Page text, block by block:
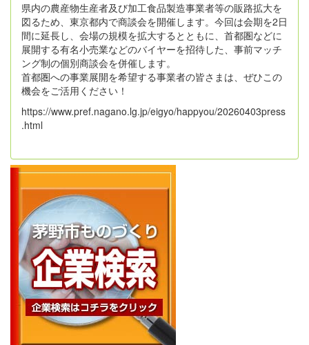
県内の農産物生産者及び加工食品製造事業者等の販路拡大を
図るため、東京都内で商談会を開催します。今回は会期を2日
間に延長し、会場の規模を拡大するとともに、首都圏などに
展開する有名小売業などのバイヤーを招待した、事前マッチ
ング制の個別商談会を併催します。
首都圏への事業展開を希望する事業者の皆さまは、ぜひこの
機会をご活用ください！
https://www.pref.nagano.lg.jp/eigyo/happyou/20260403press
.html